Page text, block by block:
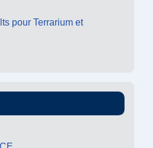
pour Terrarium et